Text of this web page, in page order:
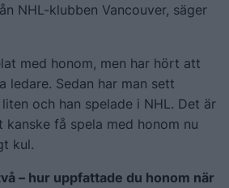
NHL-klubben Vancouver, säger
med honom, men har hört att
ledare. Sedan har man sett
och han spelade i NHL. Det är
få spela med honom nu
kul.
– hur uppfattade du honom när